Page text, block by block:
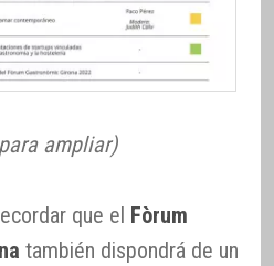
ampliar)
que el Fòrum
también dispondrá de un